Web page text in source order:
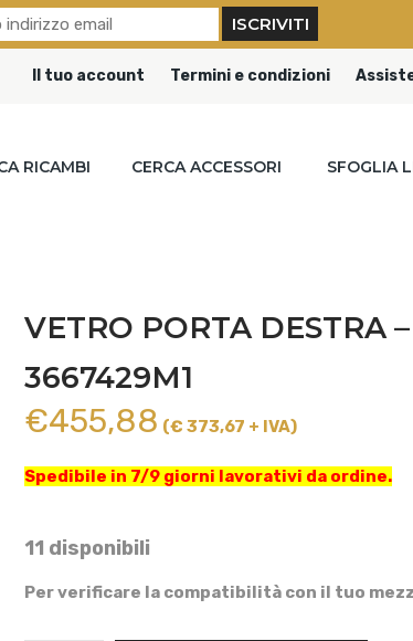
Il tuo account Termini e condizioni
RICAMBI CERCA ACCESSORI SFOGLIA
VETRO PORTA DESTRA
3667429M1
€455,88 (€ 373,67 + IVA)
Spedibile in 7/9 giorni lavorativi da ordine.
11 disponibili
Per verificare la compatibilità con il tuo